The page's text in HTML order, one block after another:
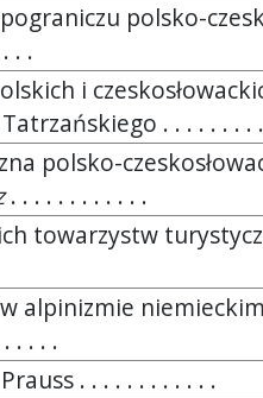
polsko-
. .
i
. . . . . . . .
polsko-
. . . . . . . . . . . .
towarzystw
alpinizmie
. . . .
. . . . . . . . . . . .